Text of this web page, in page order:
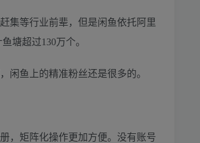
集等行业前辈，但是闲鱼依托阿里
塘超过130万个。
闲鱼上的精准粉丝还是很多的。
，矩阵化操作更加方便。没有账号